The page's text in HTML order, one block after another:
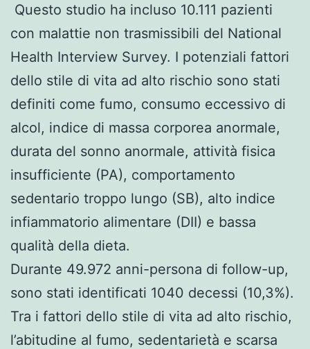
Questo studio ha incluso 10.111 pazienti
con malattie non trasmissibili del National
Health Interview Survey. I potenziali fattori
dello stile di vita ad alto rischio sono stati
definiti come fumo, consumo eccessivo di
alcol, indice di massa corporea anormale,
durata del sonno anormale, attività fisica
insufficiente (PA), comportamento
sedentario troppo lungo (SB), alto indice
infiammatorio alimentare (DII) e bassa
qualità della dieta.
Durante 49.972 anni-persona di follow-up,
sono stati identificati 1040 decessi (10,3%).
Tra i fattori dello stile di vita ad alto rischio,
l’abitudine al fumo, sedentarietà e scarsa